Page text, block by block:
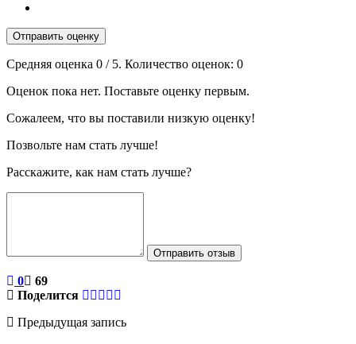
Отправить оценку
Средняя оценка 0 / 5. Количество оценок: 0
Оценок пока нет. Поставьте оценку первым.
Сожалеем, что вы поставили низкую оценку!
Позвольте нам стать лучше!
Расскажите, как нам стать лучше?
Отправить отзыв
0
69
Поделится
Предыдущая запись